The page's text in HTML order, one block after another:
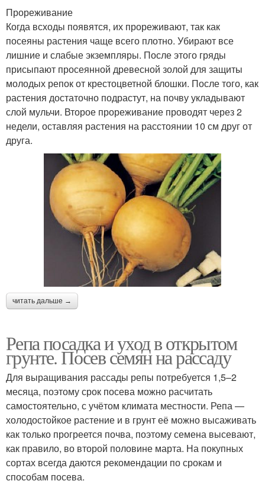
Прореживание
Когда всходы появятся, их прореживают, так как
посеяны растения чаще всего плотно. Убирают все
лишние и слабые экземпляры. После этого гряды
присыпают просеянной древесной золой для защиты
молодых репок от крестоцветной блошки. После того, как
растения достаточно подрастут, на почву укладывают
слой мульчи. Второе прореживание проводят через 2
недели, оставляя растения на расстоянии 10 см друг от
друга.
читать дальше →
Репа посадка и уход в открытом
грунте. Посев семян на рассаду
Для выращивания рассады репы потребуется 1,5–2
месяца, поэтому срок посева можно расчитать
самостоятельно, с учётом климата местности. Репа —
холодостойкое растение и в грунт её можно высаживать
как только прогреется почва, поэтому семена высевают,
как правило, во второй половине марта. На покупных
сортах всегда даются рекомендации по срокам и
способам посева.